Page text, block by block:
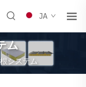
JA
ム
システム